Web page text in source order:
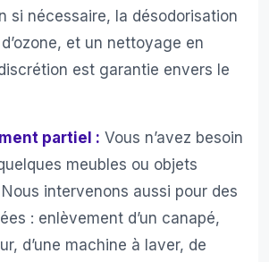
si nécessaire, la désodorisation
et un nettoyage en
est garantie envers le
partiel : Vous n’avez besoin
meubles ou objets
intervenons aussi pour des
: enlèvement d’un canapé,
d’une machine à laver, de